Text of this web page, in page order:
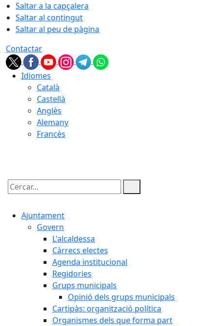
Saltar a la capçalera
Saltar al contingut
Saltar al peu de pàgina
Contactar
Idiomes
Català
Castellà
Anglès
Alemany
Francès
Cercar:
Ajuntament
Govern
L'alcaldessa
Càrrecs electes
Agenda institucional
Regidories
Grups municipals
Opinió dels grups municipals
Cartipàs: organització política
Organismes dels que forma part